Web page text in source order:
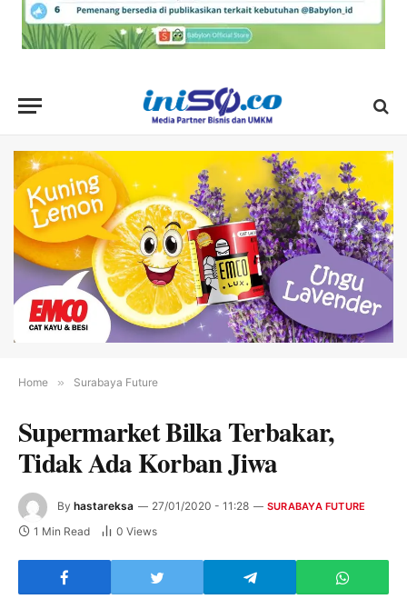
Home » Surabaya Future
Supermarket Bilka Terbakar,
Tidak Ada Korban Jiwa
By hastareksa 27/01/2020 - 11:28 SURABAYA FUTURE
1 Min Read 0 Views